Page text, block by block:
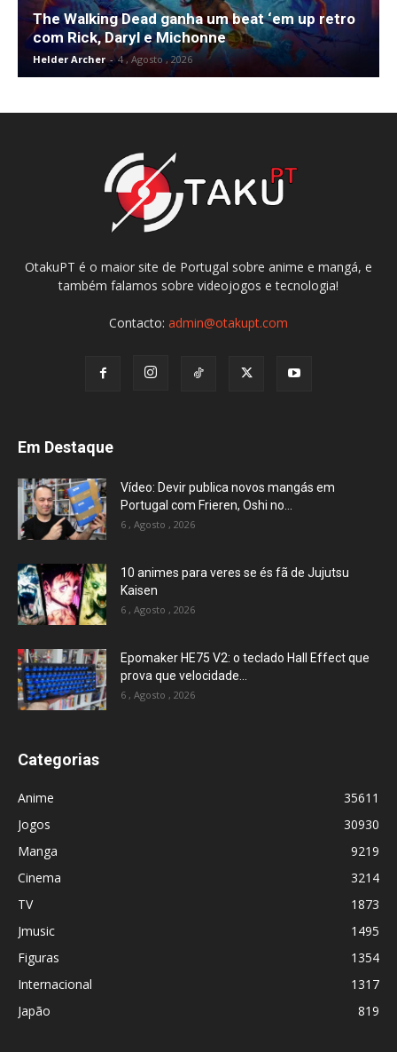
The Walking Dead ganha um beat ‘em up retro
com Rick, Daryl e Michonne
Helder Archer - 4 , Agosto , 2026
OtakuPT é o maior site de Portugal sobre anime e mangá, e
também falamos sobre videojogos e tecnologia!
Contacto: admin@otakupt.com
Em Destaque
Vídeo: Devir publica novos mangás em
Portugal com Frieren, Oshi no...
6 , Agosto , 2026
10 animes para veres se és fã de Jujutsu
Kaisen
6 , Agosto , 2026
Epomaker HE75 V2: o teclado Hall Effect que
prova que velocidade...
6 , Agosto , 2026
Categorias
Anime
35611
Jogos
30930
Manga
9219
Cinema
3214
TV
1873
Jmusic
1495
Figuras
1354
Internacional
1317
Japão
819